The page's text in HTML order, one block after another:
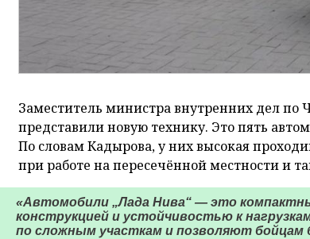
Заместитель министра внутренних дел
представили новую технику. Это пять
По словам Кадырова, у них высокая
при работе на пересечённой местности и
«Автомобили „Лада Нива“ — это
конструкцией и устойчивостью к
по сложным участкам и позволяют